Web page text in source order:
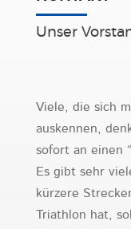
Unser
Viele, die sich
auskennen,
sofort an einen
Es gibt sehr
kürzere
Triathlon hat,